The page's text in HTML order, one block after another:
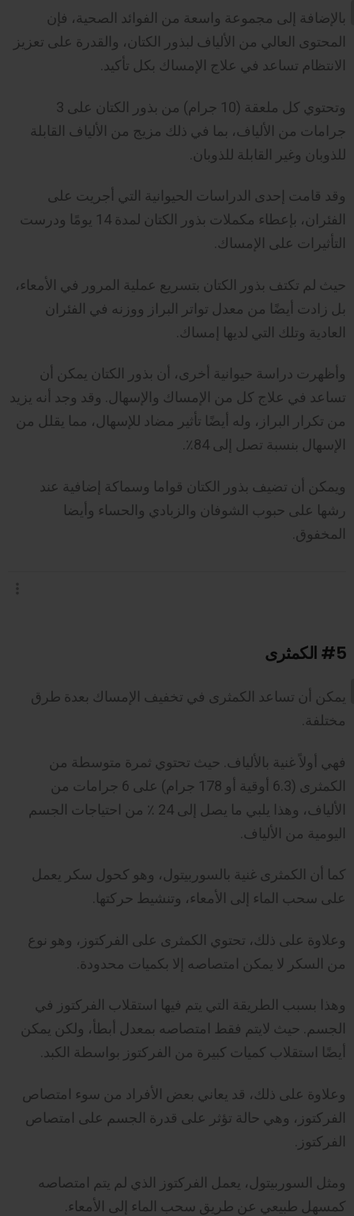
بالإضافة إلى مجموعة واسعة من الفوائد الصحية، فإن
المحتوى العالي من الألياف لبذور الكتان، والقدرة على تعزيز
الانتظام تساعد في علاج الإمساك بكل تأكيد.
وتحتوي كل ملعقة (10 جرام) من بذور الكتان على 3
جرامات من الألياف، بما في ذلك مزيج من الألياف القابلة
للذوبان وغير القابلة للذوبان.
وقد قامت إحدى الدراسات الحيوانية التي أجريت على
الفئران، بإعطاء مكملات بذور الكتان لمدة 14 يومًا ودرست
التأثيرات على الإمساك.
حيث لم تكتف بذور الكتان بتسريع عملية المرور في الأمعاء،
بل زادت أيضًا من معدل تواتر البراز ووزنه في الفئران
العادية وتلك التي لديها إمساك.
وأظهرت دراسة حيوانية أخرى، أن بذور الكتان يمكن أن
تساعد في علاج كل من الإمساك والإسهال. وقد وجد أنه يزيد
من تكرار البراز، وله أيضًا تأثير مضاد للإسهال، مما يقلل من
الإسهال بنسبة تصل إلى 84٪.
ويمكن أن تضيف بذور الكتان قواما وسماكة إضافية عند
رشها على حبوب الشوفان والزبادي والحساء وأيضا
المخفوق.
#5 الكمثرى
يمكن أن تساعد الكمثرى في تخفيف الإمساك بعدة طرق
مختلفة.
فهي أولاً غنية بالألياف. حيث تحتوي ثمرة متوسطة من
الكمثرى (6.3 أوقية أو 178 جرام) على 6 جرامات من
الألياف، وهذا يلبي ما يصل إلى 24 ٪ من احتياجات الجسم
اليومية من الألياف.
كما أن الكمثرى غنية بالسوربيتول، وهو كحول سكر يعمل
على سحب الماء إلى الأمعاء، وتنشيط حركتها.
وعلاوة على ذلك، تحتوي الكمثرى على الفركتوز، وهو نوع
من السكر لا يمكن امتصاصه إلا بكميات محدودة.
وهذا بسبب الطريقة التي يتم فيها استقلاب الفركتوز في
الجسم. حيث لايتم فقط امتصاصه بمعدل أبطأ، ولكن يمكن
أيضًا استقلاب كميات كبيرة من الفركتوز بواسطة الكبد.
وعلاوة على ذلك، قد يعاني بعض الأفراد من سوء امتصاص
الفركتوز، وهي حالة تؤثر على قدرة الجسم على امتصاص
الفركتوز.
ومثل السوربيتول، يعمل الفركتوز الذي لم يتم امتصاصه
كمسهل طبيعي عن طريق سحب الماء إلى الأمعاء.